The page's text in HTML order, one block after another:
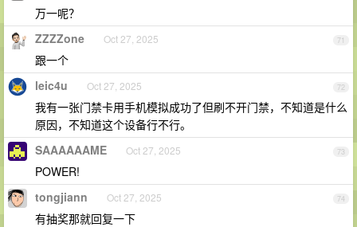
万一呢？
71
ZZZZone Oct 27, 2025
跟一个
72
leic4u Oct 27, 2025
我有一张门禁卡用手机模拟成功了但刷不开门禁，不知道是什么
原因，不知道这个设备行不行。
73
SAAAAAAME Oct 27, 2025
POWER!
74
tongjiann Oct 27, 2025
有抽奖那就回复一下